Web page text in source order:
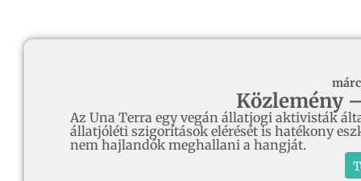
Közlemény
Az Una Terra egy vegán állatjogi aktivisták
állatjóléti szigorítások elérését is hatékony
nem hajlandók meghallani a hangját.